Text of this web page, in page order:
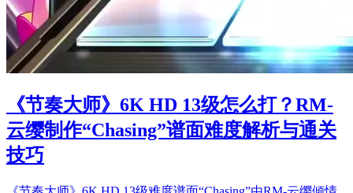
《节奏大师》6K HD 13级怎么打？RM-
云缨制作“Chasing”谱面难度解析与通关
技巧